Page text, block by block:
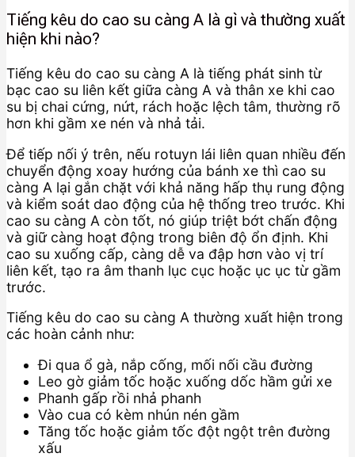
Tiếng kêu do cao su càng A là gì và thường xuất
hiện khi nào?
Tiếng kêu do cao su càng A là tiếng phát sinh từ
bạc cao su liên kết giữa càng A và thân xe khi cao
su bị chai cứng, nứt, rách hoặc lệch tâm, thường rõ
hơn khi gầm xe nén và nhả tải.
Để tiếp nối ý trên, nếu rotuyn lái liên quan nhiều đến
chuyển động xoay hướng của bánh xe thì cao su
càng A lại gắn chặt với khả năng hấp thụ rung động
và kiểm soát dao động của hệ thống treo trước. Khi
cao su càng A còn tốt, nó giúp triệt bớt chấn động
và giữ càng hoạt động trong biên độ ổn định. Khi
cao su xuống cấp, càng dễ va đập hơn vào vị trí
liên kết, tạo ra âm thanh lục cục hoặc ục ục từ gầm
trước.
Tiếng kêu do cao su càng A thường xuất hiện trong
các hoàn cảnh như:
Đi qua ổ gà, nắp cống, mối nối cầu đường
Leo gờ giảm tốc hoặc xuống dốc hầm gửi xe
Phanh gấp rồi nhả phanh
Vào cua có kèm nhún nén gầm
Tăng tốc hoặc giảm tốc đột ngột trên đường
xấu